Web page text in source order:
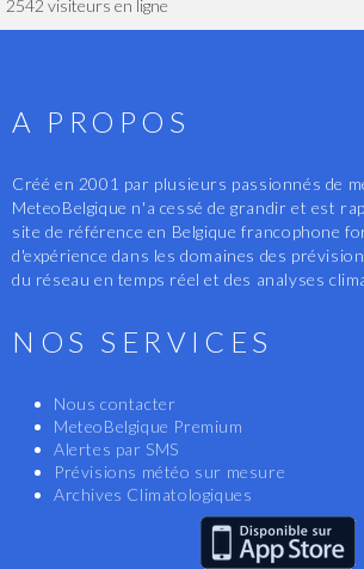
2542 visiteurs en ligne
A PROPOS
Créé en 2001 par plusieurs passionnés de
MeteoBelgique n'a cessé de grandir et est
site de référence en Belgique francophone
d'expérience dans les domaines des
du réseau en temps réel et des analyses
NOS SERVICES
Nous contacter
MeteoBelgique Premium
Alertes par SMS
Prévisions météo sur mesure
Archives Climatologiques